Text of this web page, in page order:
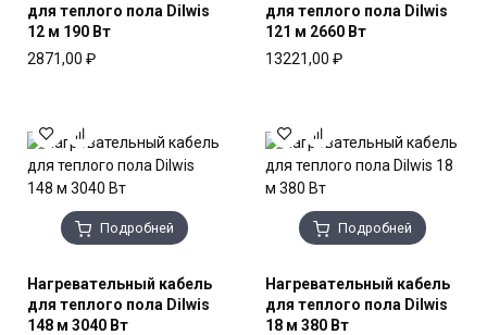
для теплого пола Dilwis
12 м 190 Вт
2871,00 ₽
для теплого пола Dilwis
121 м 2660 Вт
13221,00 ₽
Подробней
Нагревательный кабель
для теплого пола Dilwis
148 м 3040 Вт
Подробней
Нагревательный кабель
для теплого пола Dilwis
18 м 380 Вт